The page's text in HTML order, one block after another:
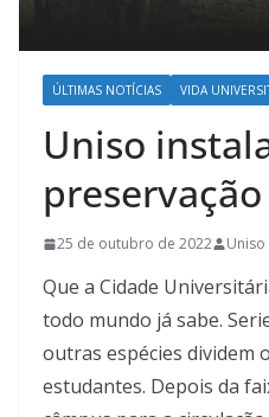
ÚLTIMAS NOTÍCIAS VIDA
Uniso
25 de outubro de 2022
Que a Cidade
todo mundo já sabe.
outras espécies dividem
estudantes. Depois da